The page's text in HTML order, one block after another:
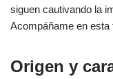
siguen cautivando la
Acompáñame en
Origen y